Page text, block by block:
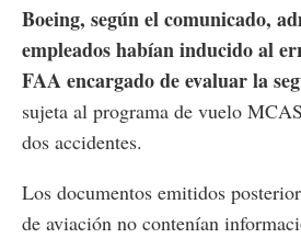
Boeing, según el comunicado,
empleados habían inducido al
FAA encargado de evaluar la
sujeta al programa de vuelo
dos accidentes.
Los documentos emitidos
de aviación no contenían